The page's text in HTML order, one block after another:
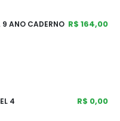
ANO CADERNO R$ 164,00
4 R$ 0,00